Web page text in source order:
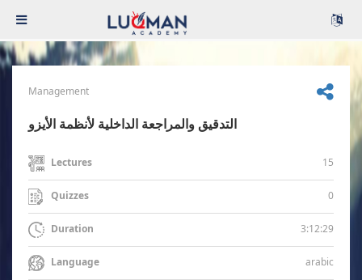
Management
التدقيق والمراجعة الداخلية لأنظمة الأيزو
Lectures 15
Quizzes 0
Duration 3:12:29
Language arabic